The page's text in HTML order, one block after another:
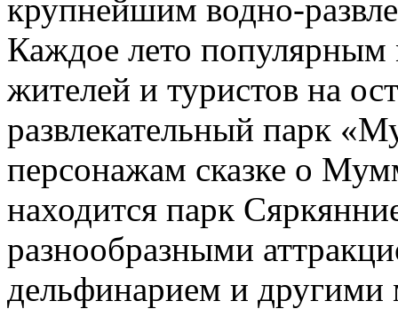
крупнейшим водно-
Каждое лето
жителей и туристов на
развлекательный парк
персонажам сказке о
находится парк
разнообразными
дельфинарием и другими